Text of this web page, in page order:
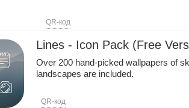
QR-код
Lines - Icon Pack (Free
Over 200 hand-picked wallpapers of
landscapes are included.
QR-код